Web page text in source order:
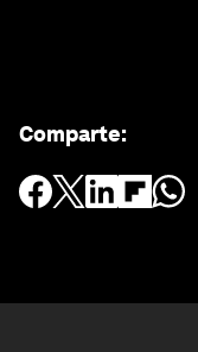
Comparte: